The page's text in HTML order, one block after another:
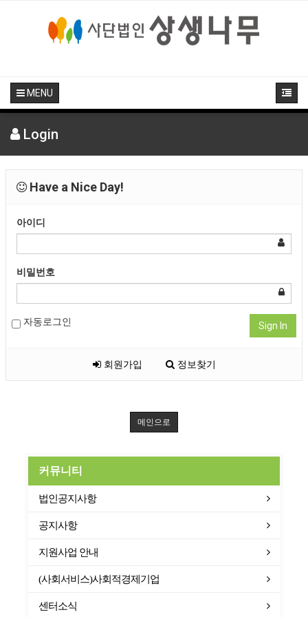
MENU
Login
Have a Nice Day!
아이디
비밀번호
자동로그인 Sign In
회원가입 정보찾기
메인으로
커뮤니티
법인공지사항
공지사항
지원사업 안내
(사회서비스)사회적경제기업
센터소식